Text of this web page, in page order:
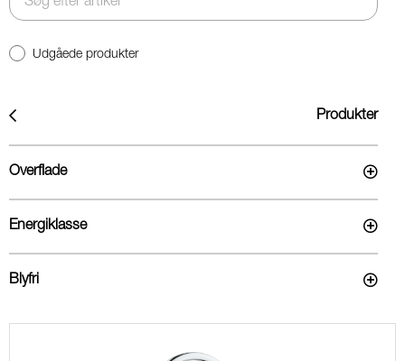
Udgåede produkter
Produkter
Overflade
Energiklasse
Blyfri